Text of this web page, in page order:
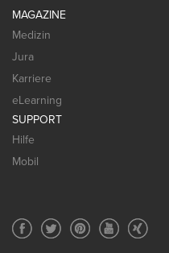
MAGAZINE
Medizin
Jura
Karriere
eLearning
SUPPORT
Hilfe
Mobil